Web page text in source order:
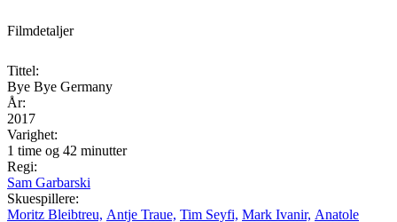
Filmdetaljer
Tittel:
Bye Bye Germany
År:
2017
Varighet:
1 time og 42 minutter
Regi:
Sam Garbarski
Skuespillere:
Moritz Bleibtreu, Antje Traue, Tim Seyfi, Mark Ivanir, Anatole